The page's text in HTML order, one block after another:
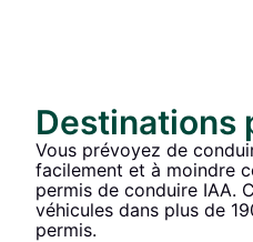
Destinations
Vous prévoyez de
facilement et à moindre
permis de conduire IAA.
véhicules dans plus de
permis.